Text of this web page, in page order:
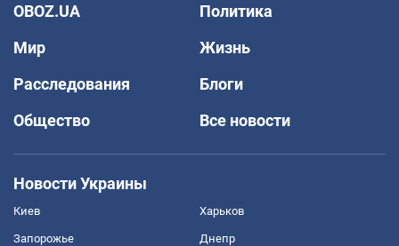
OBOZ.UA
Политика
Мир
Жизнь
Расследования
Блоги
Общество
Все новости
Новости Украины
Киев Харьков
Запорожье Днепр